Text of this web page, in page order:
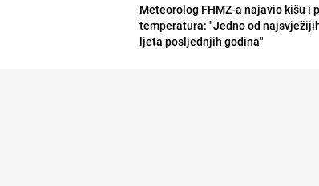
Meteorolog FHMZ-a najavio kišu i
temperatura: "Jedno od
ljeta posljednjih godina"